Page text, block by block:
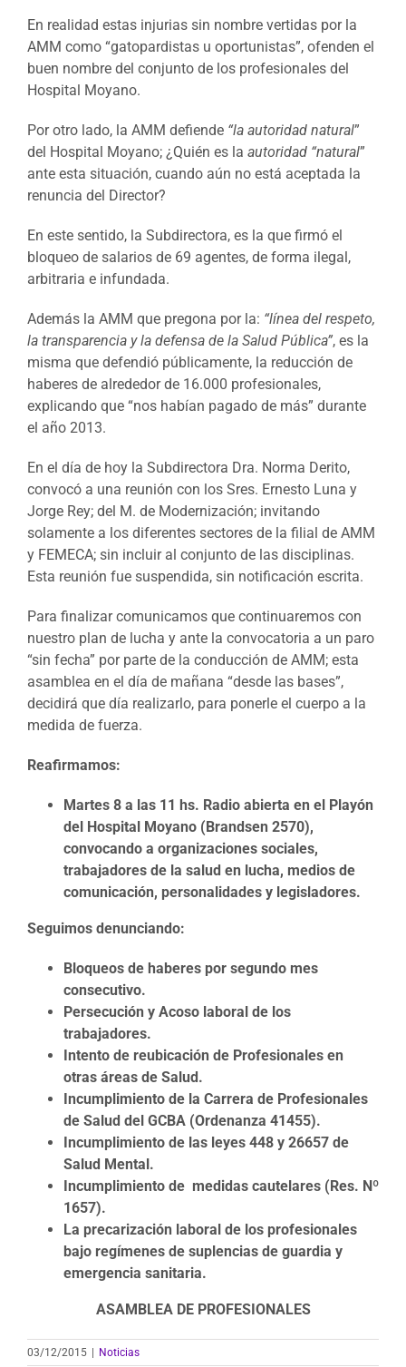
En realidad estas injurias sin nombre vertidas por la
AMM como “gatopardistas u oportunistas”, ofenden el
buen nombre del conjunto de los profesionales del
Hospital Moyano.
Por otro lado, la AMM defiende “la autoridad natural”
del Hospital Moyano; ¿Quién es la autoridad “natural”
ante esta situación, cuando aún no está aceptada la
renuncia del Director?
En este sentido, la Subdirectora, es la que firmó el
bloqueo de salarios de 69 agentes, de forma ilegal,
arbitraria e infundada.
Además la AMM que pregona por la: “línea del respeto,
la transparencia y la defensa de la Salud Pública”, es la
misma que defendió públicamente, la reducción de
haberes de alrededor de 16.000 profesionales,
explicando que “nos habían pagado de más” durante
el año 2013.
En el día de hoy la Subdirectora Dra. Norma Derito,
convocó a una reunión con los Sres. Ernesto Luna y
Jorge Rey; del M. de Modernización; invitando
solamente a los diferentes sectores de la filial de AMM
y FEMECA; sin incluir al conjunto de las disciplinas.
Esta reunión fue suspendida, sin notificación escrita.
Para finalizar comunicamos que continuaremos con
nuestro plan de lucha y ante la convocatoria a un paro
“sin fecha” por parte de la conducción de AMM; esta
asamblea en el día de mañana “desde las bases”,
decidirá que día realizarlo, para ponerle el cuerpo a la
medida de fuerza.
Reafirmamos:
Martes 8 a las 11 hs. Radio abierta en el Playón
del Hospital Moyano (Brandsen 2570),
convocando a organizaciones sociales,
trabajadores de la salud en lucha, medios de
comunicación, personalidades y legisladores.
Seguimos denunciando:
Bloqueos de haberes por segundo mes
consecutivo.
Persecución y Acoso laboral de los
trabajadores.
Intento de reubicación de Profesionales en
otras áreas de Salud.
Incumplimiento de la Carrera de Profesionales
de Salud del GCBA (Ordenanza 41455).
Incumplimiento de las leyes 448 y 26657 de
Salud Mental.
Incumplimiento de medidas cautelares (Res. Nº
1657).
La precarización laboral de los profesionales
bajo regímenes de suplencias de guardia y
emergencia sanitaria.
ASAMBLEA DE PROFESIONALES
03/12/2015 | Noticias